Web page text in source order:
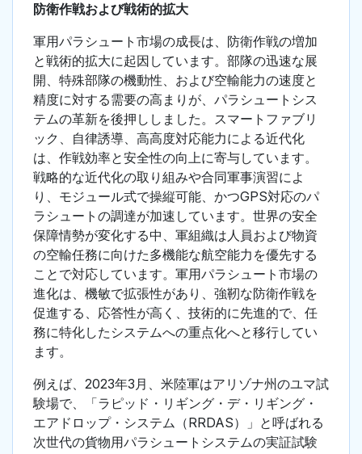
防衛作戦および戦術的拡大
軍用パラシュート市場の成長は、防衛作戦の増加
と戦術的拡大に起因しています。部隊の迅速な展
開、特殊部隊の機動性、および空輸能力の速度と
精度に対する需要の高まりが、パラシュートシス
テムの革新を後押ししました。スマートファブリ
ック、自律誘導、高高度対応能力による近代化
は、作戦効率と安全性の向上に寄与しています。
戦略的な近代化の取り組みや合同軍事演習によ
り、モジュール式で操縦可能、かつGPS対応のパ
ラシュートの調達が加速しています。世界の安全
保障情勢が変化する中、軍組織は人員および物資
の空輸任務に向けた多機能な航空能力を優先する
ことで対応しています。軍用パラシュート市場の
進化は、機敏で拡張性があり、強靭な防衛作戦を
促進する、応答性が高く、技術的に先進的で、任
務に特化したシステムへの重点化へと移行してい
ます。
例えば、2023年3月、米陸軍はアリゾナ州のユマ試
験場で、「ラピッド・リギング・デ・リギング・
エアドロップ・システム（RRDAS）」と呼ばれる
次世代の貨物用パラシュートシステムの実証試験